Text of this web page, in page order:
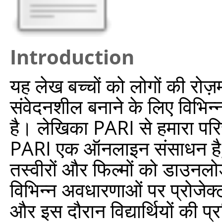
Introduction
यह लेख बच्चों को लोगों की
संवेदनशील बनाने के लिए
है। लेखिका PARI से हमारा
PARI एक ऑनलाइन संसाधन है,
तस्वीरों और फिल्मों को
विभिन्न अवधारणाओं पर
और इस दौरान विद्यार्थियों की